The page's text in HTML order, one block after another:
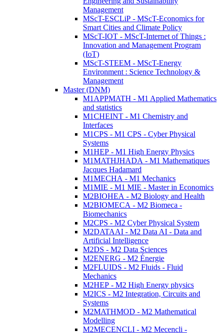
Management
MScT-ESCLiP - MScT-Economics for
Smart Cities and Climate Policy
MScT-IOT - MScT-Internet of Things :
Innovation and Management Program
(IoT)
MScT-STEEM - MScT-Energy
Environment : Science Technology &
Management
Master (DNM)
M1APPMATH - M1 Applied Mathematics
and statistics
M1CHEINT - M1 Chemistry and
Interfaces
M1CPS - M1 CPS - Cyber Physical
Systems
M1HEP - M1 High Energy Physics
M1MATHJHADA - M1 Mathematiques
Jacques Hadamard
M1MECHA - M1 Mechanics
M1MIE - M1 MIE - Master in Economics
M2BIOHEA - M2 Biology and Health
M2BIOMECA - M2 Biomeca -
Biomechanics
M2CPS - M2 Cyber Physical System
M2DATAAI - M2 Data AI - Data and
Artificial Intelligence
M2DS - M2 Data Sciences
M2ENERG - M2 Énergie
M2FLUIDS - M2 Fluids - Fluid
Mechanics
M2HEP - M2 High Energy physics
M2ICS - M2 Integration, Circuits and
Systems
M2MATHMOD - M2 Mathematical
Modelling
M2MECENCLI - M2 Mecencli -